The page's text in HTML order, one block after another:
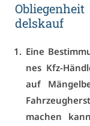
dels­kauf
Ei­ne
nes Kfz-
auf
ma­chen